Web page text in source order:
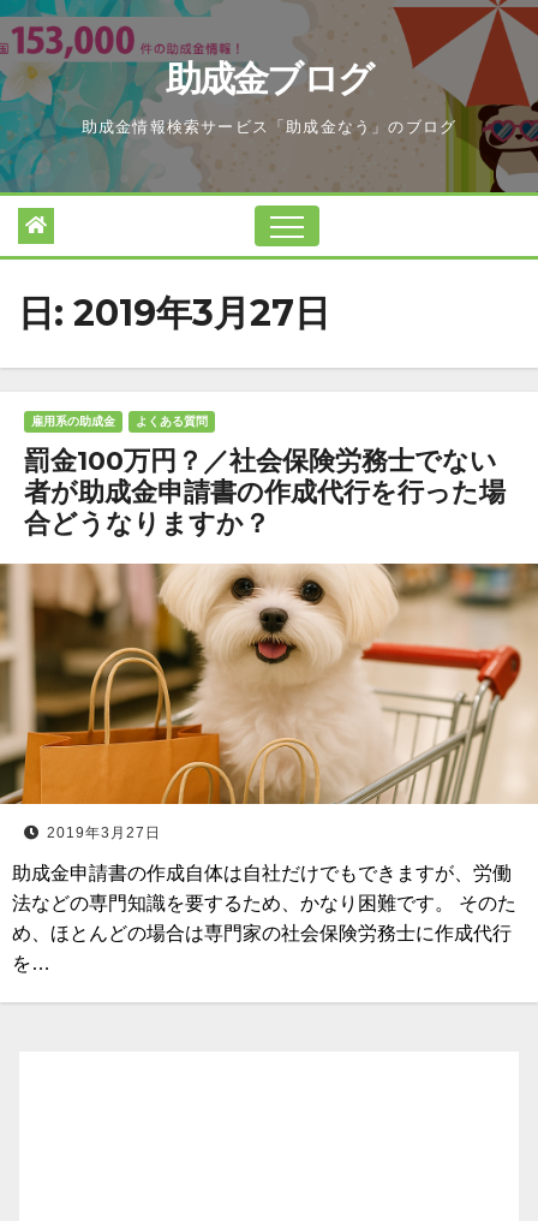
Skip
to
content
助成金ブログ
助成金情報検索サービス「助成金なう」のブログ
日: 2019年3月27日
雇用系の助成金 よくある質問
罰金100万円？／社会保険労務士でない
者が助成金申請書の作成代行を行った場
合どうなりますか？
2019年3月27日
助成金申請書の作成自体は自社だけでもできますが、労働
法などの専門知識を要するため、かなり困難です。 そのた
め、ほとんどの場合は専門家の社会保険労務士に作成代行
を…